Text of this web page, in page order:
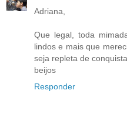
Adriana,
Que legal, toda
lindos e mais que
seja repleta de
beijos
Responder